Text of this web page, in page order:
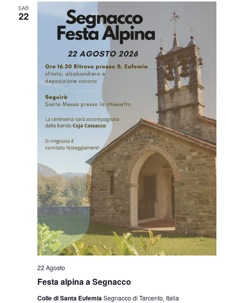
SAB
22
Festa alpina a Segnacco
22 Agosto
Colle di Santa EufemiaSegnacco di Tarcento, Italia